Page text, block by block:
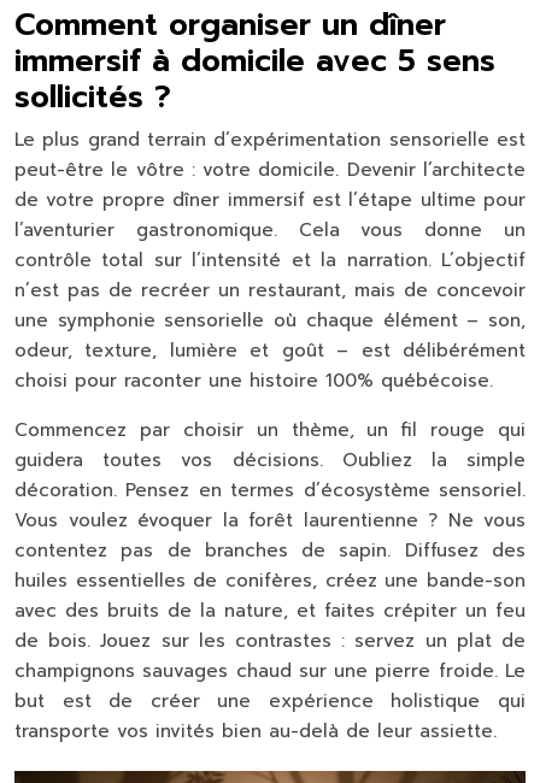
Comment organiser un dîner
immersif à domicile avec 5 sens
sollicités ?
Le plus grand terrain d’expérimentation sensorielle est
peut-être le vôtre : votre domicile. Devenir l’architecte
de votre propre dîner immersif est l’étape ultime pour
l’aventurier gastronomique. Cela vous donne un
contrôle total sur l’intensité et la narration. L’objectif
n’est pas de recréer un restaurant, mais de concevoir
une symphonie sensorielle où chaque élément – son,
odeur, texture, lumière et goût – est délibérément
choisi pour raconter une histoire 100% québécoise.
Commencez par choisir un thème, un fil rouge qui
guidera toutes vos décisions. Oubliez la simple
décoration. Pensez en termes d’écosystème sensoriel.
Vous voulez évoquer la forêt laurentienne ? Ne vous
contentez pas de branches de sapin. Diffusez des
huiles essentielles de conifères, créez une bande-son
avec des bruits de la nature, et faites crépiter un feu
de bois. Jouez sur les contrastes : servez un plat de
champignons sauvages chaud sur une pierre froide. Le
but est de créer une expérience holistique qui
transporte vos invités bien au-delà de leur assiette.